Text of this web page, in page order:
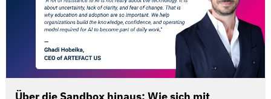
Über die Sandbox hinaus: Wie sich mit